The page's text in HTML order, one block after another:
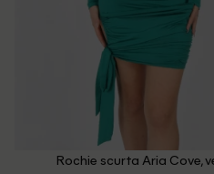
Rochie scurta Aria Cove,